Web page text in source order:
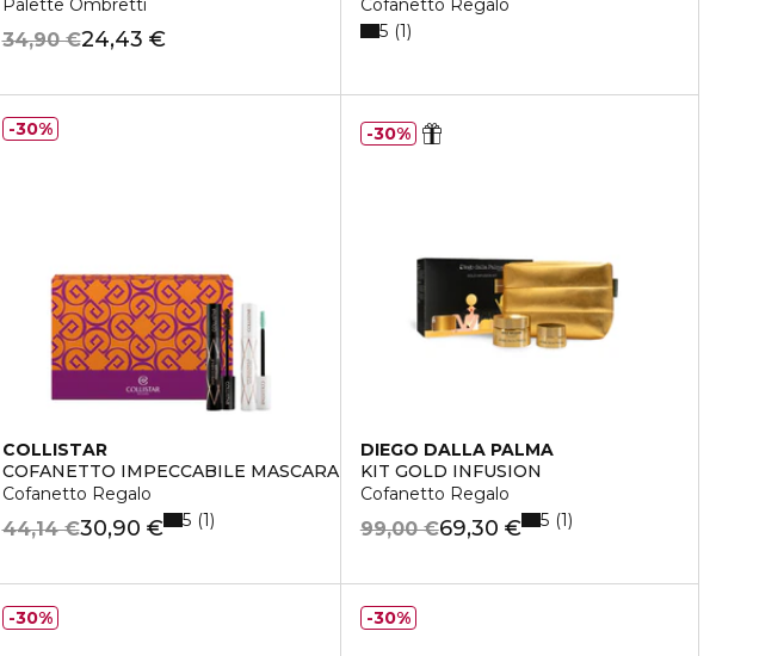
Palette Ombretti
24,43 €
34,90 €
Cofanetto Regalo
5 1
COLLISTAR
COFANETTO IMPECCABILE MASCARA ULTRA NERO + BASE MASCARA
Cofanetto Regalo
30,90 €
44,14 € 5 1
30%
DIEGO DALLA PALMA
KIT GOLD INFUSION
Cofanetto Regalo
69,30 €
99,00 € 5 1
30%
30% 30%